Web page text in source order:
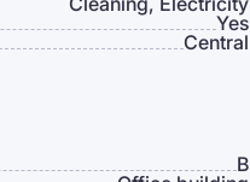
Yes
Сentral
B